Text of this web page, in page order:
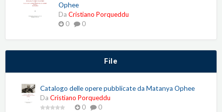
Ophee
Da Cristiano Porqueddu
0
0
File
Catalogo delle opere pubblicate da Matanya Ophee
Da Cristiano Porqueddu
0
0